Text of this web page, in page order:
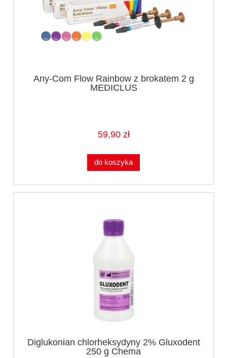
Any-Com Flow Rainbow z brokatem 2 g
MEDICLUS
59,90 zł
do koszyka
Diglukonian chlorheksydyny 2% Gluxodent
250 g Chema